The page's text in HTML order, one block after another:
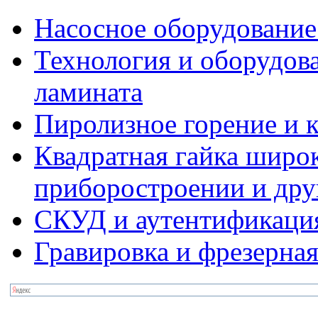
Насосное
Технология и
ламината
Пиролизное горение и
Квадратная гайка
приборостроении и
СКУД и
Гравировка и